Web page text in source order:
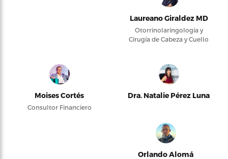
Laureano Giraldez MD
Otorrinolaringología y
Cirugía de Cabeza y Cuello
Moises Cortés
Consultor Financiero
Dra. Natalie Pérez Luna
Orlando Alomá